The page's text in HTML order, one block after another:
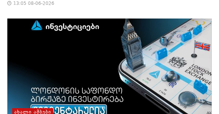
13:05 08-06-2026
ᲐᲮᲐᲚᲘ ᲐᲛᲑᲔᲑᲘ